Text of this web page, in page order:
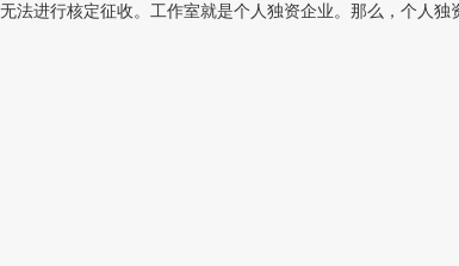
无法进行核定征收。工作室就是个人独资企业。那么，个人